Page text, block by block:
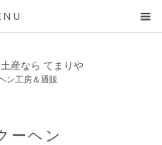
産なら てまりや
ン工房＆通販
ーヘン